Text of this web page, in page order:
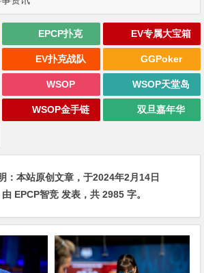
EPCP扑克 EV专属大宝箱
EV扑克战队 GGPoker
WSOP WSOP天堂岛
WSOP金手链 双旦嘉年华
：本站原创文章，于2024年2月14日
由 EPCP智竞 发表，共 2985 字。